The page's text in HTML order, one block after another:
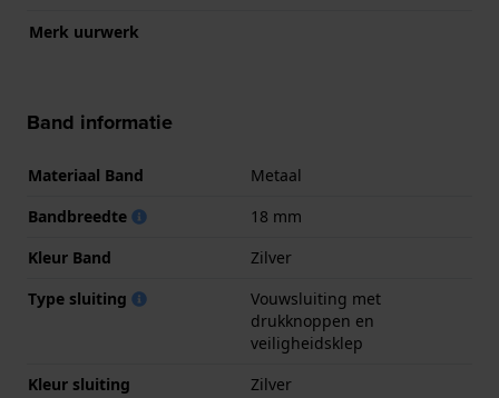
Merk uurwerk
Band informatie
Materiaal Band
Metaal
Bandbreedte
18 mm
Kleur Band
Zilver
Type sluiting
Vouwsluiting met
drukknoppen en
veiligheidsklep
Kleur sluiting
Zilver